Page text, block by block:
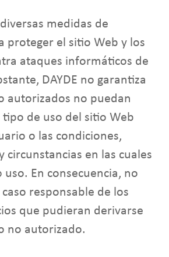
medidas de
proteger el sitio Web y los
ataques informáticos de
DAYDE no garantiza
autorizados no puedan
tipo de uso del sitio Web
o las condiciones,
circunstancias en las cuales
uso. En consecuencia, no
responsable de los
que pudieran derivarse
no autorizado.